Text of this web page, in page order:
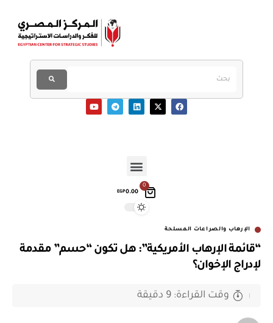
0
EGP0.00
الإرهاب والصراعات المسلحة
“قائمة الإرهاب الأمريكية”: هل تكون “حسم” مقدمة
لإدراج الإخوان؟
وقت القراءة: 9 دقيقة